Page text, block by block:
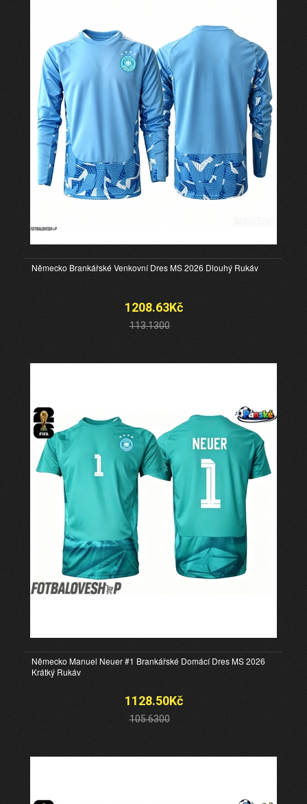
Německo Brankářské Venkovní Dres MS 2026 Dlouhý Rukáv
1208.63Kč
113.1300
Německo Manuel Neuer #1 Brankářské Domácí Dres MS 2026
Krátký Rukáv
1128.50Kč
105.6300